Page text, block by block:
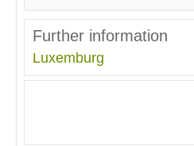
Further information
Luxemburg